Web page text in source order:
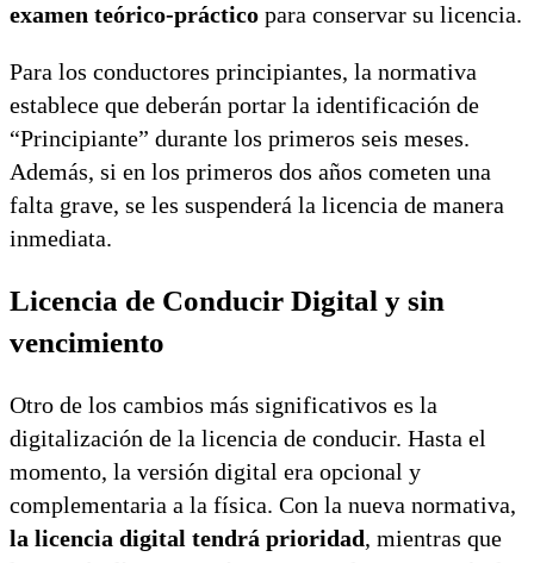
examen teórico-práctico para conservar su licencia.
Para los conductores principiantes, la normativa
establece que deberán portar la identificación de
“Principiante” durante los primeros seis meses.
Además, si en los primeros dos años cometen una
falta grave, se les suspenderá la licencia de manera
inmediata.
Licencia de Conducir Digital y sin
vencimiento
Otro de los cambios más significativos es la
digitalización de la licencia de conducir. Hasta el
momento, la versión digital era opcional y
complementaria a la física. Con la nueva normativa,
la licencia digital tendrá prioridad, mientras que